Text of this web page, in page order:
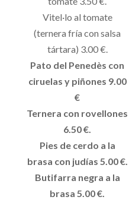
Vitel·lo al tomate
(ternera fría con salsa
tártara) 3.00 €.
Pato del Penedès con
ciruelas y piñones 9.00
€
Ternera con rovellones
6.50 €.
Pies de cerdo a la
brasa con judías 5.00 €.
Butifarra negra a la
brasa 5.00 €.